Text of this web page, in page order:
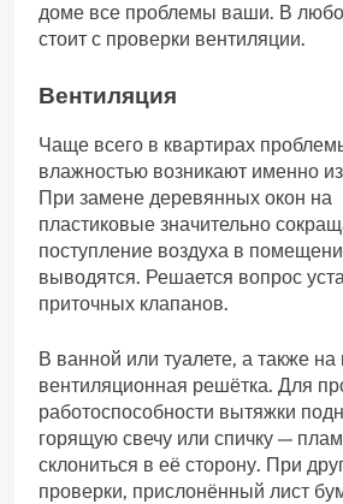
доме все проблемы ваши. В
стоит с проверки вентиляции.
Вентиляция
Чаще всего в квартирах
влажностью возникают именно
При замене деревянных окон на
пластиковые значительно
поступление воздуха в
выводятся. Решается вопрос
приточных клапанов.
В ванной или туалете, а также на
вентиляционная решётка. Для
работоспособности вытяжки
горящую свечу или спичку —
склониться в её сторону. При
проверки, прислонённый лист